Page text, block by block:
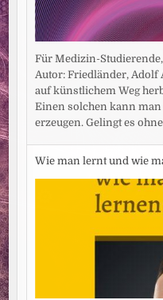
Für Medizin-
Autor: Friedländer, Adolf
auf künstlichem Weg
Einen solchen kann
erzeugen. Gelingt es
Wie man lernt und wie